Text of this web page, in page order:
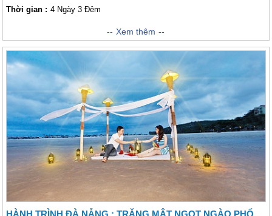
Thời gian : 4 Ngày 3 Đêm
Những chuyến đi khám phá ngày tết luôn đem lại kỷ niệm khó quên cho
tất cả mọi người. Đây là khoảnh khắc mọi người trong gia đình có thể
xum họp bên nhau, cùng nhau gạt đi những bộ bề của cuộc sống và tận
hưởng những khoảnh khắc tuyệt vời bên nhau. Nhân dịp tết đến xuân về
Vietsense xin giới thiệu đến khách thăm quan Hành Trình khám phá
khám phá TP. HCM- Đà Nẵng –Hội An- Cù Lao Chàm trong vòng 4 Ngày.
Chúng tôi sẽ biến kỳ nghỉ lễ của các bạn trở thành một kỷ niệm đẹp đáng
nhớ.
Xem thêm
HÀNH TRÌNH ĐÀ NẴNG : TRĂNG MẬT NGỌT NGÀO PHỐ